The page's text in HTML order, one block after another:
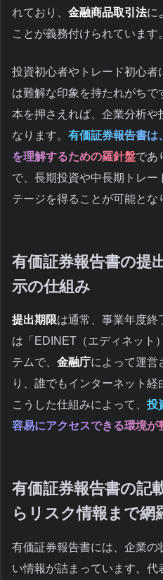
れており、 金融商品取引法に
ことが義務付けられています。
投資初心者やトレード初心
は難解な印象を持たれがち
本を押さえれば、企業分析や
なります。 有価証券報告書は
を理解するための羅針盤であ
で、長期投資や中長期トレ
テージを得ることが可能とな
有価証券報告書の提
示の仕組み
提出期限は通常、事業年度終
は「EDINET（エディネット
テムで、 金融庁によって運営
り、誰でもインターネット経
こうした仕組みによって、 投
容易にアクセスできる環境が
有価証券報告書の記
らリスク情報まで網
有価証券報告書には、企業
い情報が詰まっています。代